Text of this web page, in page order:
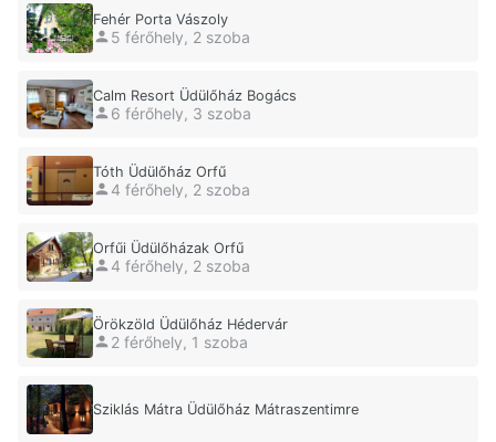
Fehér Porta Vászoly
5 férőhely, 2 szoba
Calm Resort Üdülőház Bogács
6 férőhely, 3 szoba
Tóth Üdülőház Orfű
4 férőhely, 2 szoba
Orfűi Üdülőházak Orfű
4 férőhely, 2 szoba
Örökzöld Üdülőház Hédervár
2 férőhely, 1 szoba
Sziklás Mátra Üdülőház Mátraszentimre